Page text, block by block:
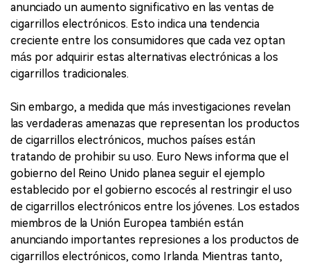
anunciado un aumento significativo en las ventas de
cigarrillos electrónicos. Esto indica una tendencia
creciente entre los consumidores que cada vez optan
más por adquirir estas alternativas electrónicas a los
cigarrillos tradicionales.
Sin embargo, a medida que más investigaciones revelan
las verdaderas amenazas que representan los productos
de cigarrillos electrónicos, muchos países están
tratando de prohibir su uso. Euro News informa que el
gobierno del Reino Unido planea seguir el ejemplo
establecido por el gobierno escocés al restringir el uso
de cigarrillos electrónicos entre los jóvenes. Los estados
miembros de la Unión Europea también están
anunciando importantes represiones a los productos de
cigarrillos electrónicos, como Irlanda. Mientras tanto,